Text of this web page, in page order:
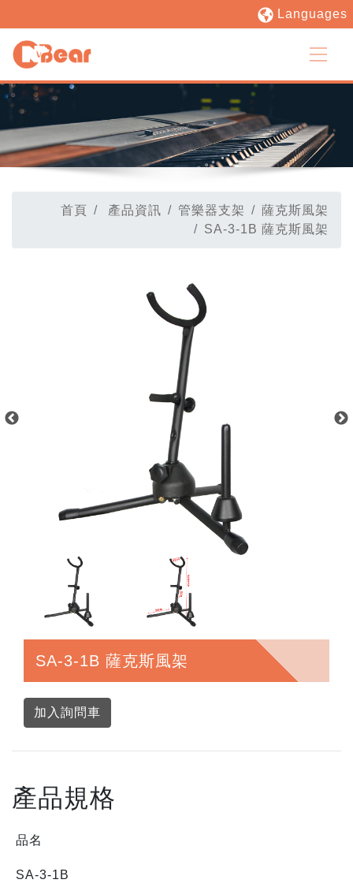
Languages
首頁 產品資訊 管樂器支架
薩克斯風架
SA-3-1B 薩克斯風架
SA-3-1B 薩克斯風架
加入詢問車
產品規格
品名
SA-3-1B